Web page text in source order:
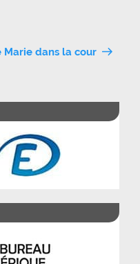
Marie dans la cour